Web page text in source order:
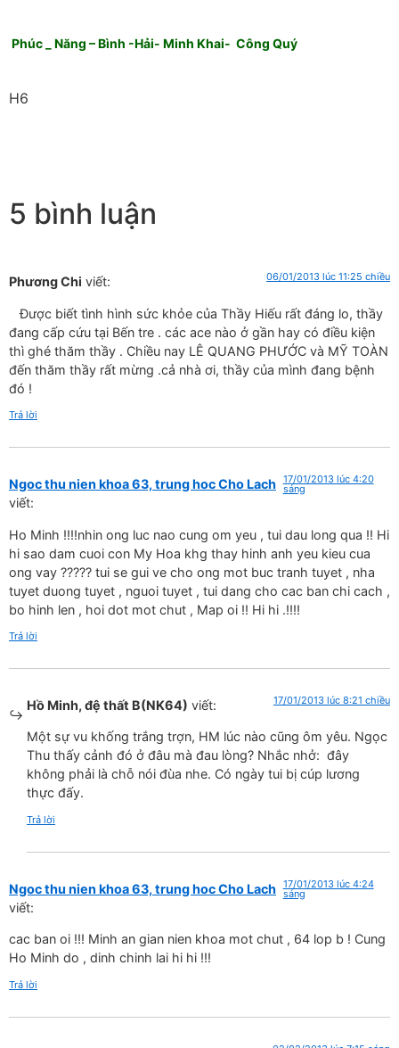
Phúc _ Năng – Bình -Hải- Minh Khai- Công Quý
H6
5 bình luận
Phương Chi viết: 06/01/2013 lúc 11:25 chiều
Được biết tình hình sức khỏe của Thầy Hiếu rất đáng lo, thầy
đang cấp cứu tại Bến tre . các ace nào ở gần hay có điều kiện
thì ghé thăm thầy . Chiều nay LÊ QUANG PHƯỚC và MỸ TOÀN
đến thăm thầy rất mừng .cả nhà ơi, thầy của mình đang bệnh
đó !
Trả lời
Ngoc thu nien khoa 63, trung hoc Cho Lach
viết:
17/01/2013 lúc 4:20
sáng
Ho Minh !!!!nhin ong luc nao cung om yeu , tui dau long qua !! Hi
hi sao dam cuoi con My Hoa khg thay hinh anh yeu kieu cua
ong vay ????? tui se gui ve cho ong mot buc tranh tuyet , nha
tuyet duong tuyet , nguoi tuyet , tui dang cho cac ban chi cach ,
bo hinh len , hoi dot mot chut , Map oi !! Hi hi .!!!!
Trả lời
Hồ Minh, đệ thất B(NK64) viết: 17/01/2013 lúc 8:21 chiều
Một sự vu khống trắng trợn, HM lúc nào cũng ôm yêu. Ngọc
Thu thấy cảnh đó ở đâu mà đau lòng? Nhắc nhở: đây
không phải là chỗ nói đùa nhe. Có ngày tui bị cúp lương
thực đấy.
Trả lời
Ngoc thu nien khoa 63, trung hoc Cho Lach
viết:
17/01/2013 lúc 4:24
sáng
cac ban oi !!! Minh an gian nien khoa mot chut , 64 lop b ! Cung
Ho Minh do , dinh chinh lai hi hi !!!
Trả lời